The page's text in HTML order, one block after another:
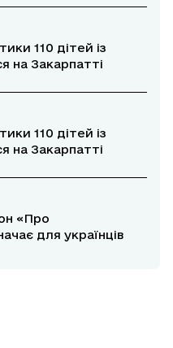
110 дітей із
на Закарпатті
110 дітей із
на Закарпатті
«Про
для українців